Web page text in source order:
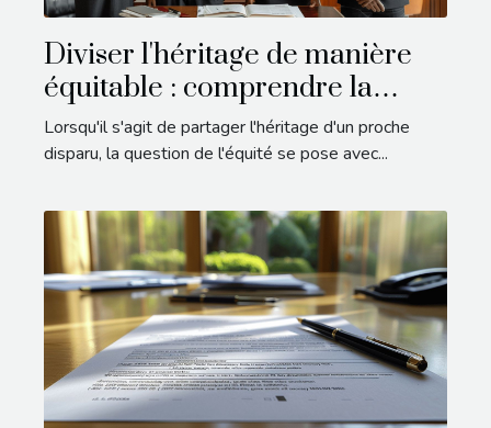
Diviser l'héritage de manière
équitable : comprendre la
quotité disponible pour 4
héritiers
Lorsqu'il s'agit de partager l'héritage d'un proche
disparu, la question de l'équité se pose avec...